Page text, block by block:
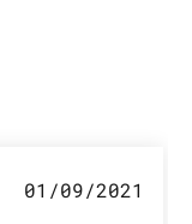
01/09/2021